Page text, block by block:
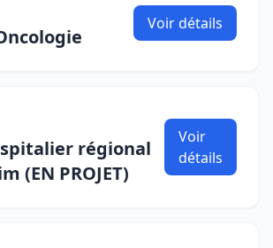
Voir détails
régional
(EN PROJET)
Voir
détails